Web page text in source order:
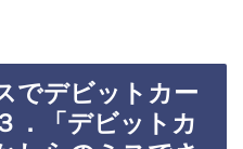
でデビットカー
．「デビットカ